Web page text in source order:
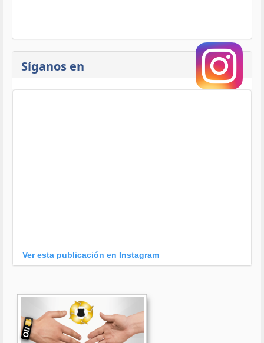
Síganos en
Ver esta publicación en Instagram